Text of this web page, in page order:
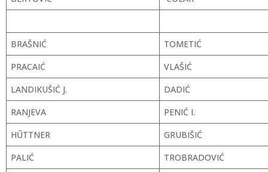
BRAŠNIĆ
TOMETIĆ
PRACAIĆ
VLAŠIĆ
LANDIKUŠIĆ J.
DADIĆ
RANJEVA
PENIĆ I.
HŰTTNER
GRUBIŠIĆ
PALIĆ
TROBRADOVIĆ